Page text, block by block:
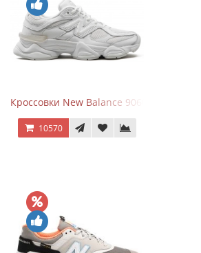
Кроссовки New Balance 9060 Triple White
10570